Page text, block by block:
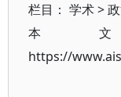
栏目： 学术>
本
https://